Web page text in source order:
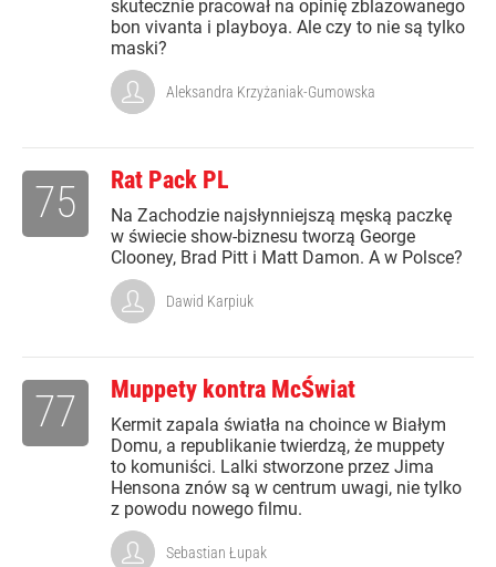
skutecznie pracował na opinię zblazowanego
bon vivanta i playboya. Ale czy to nie są tylko
maski?
Aleksandra Krzyżaniak-Gumowska
Rat Pack PL
Na Zachodzie najsłynniejszą męską paczkę
w świecie show-biznesu tworzą George
Clooney, Brad Pitt i Matt Damon. A w Polsce?
75
Dawid Karpiuk
Muppety kontra McŚwiat
Kermit zapala światła na choince w Białym
Domu, a republikanie twierdzą, że muppety
to komuniści. Lalki stworzone przez Jima
Hensona znów są w centrum uwagi, nie tylko
z powodu nowego filmu.
77
Sebastian Łupak